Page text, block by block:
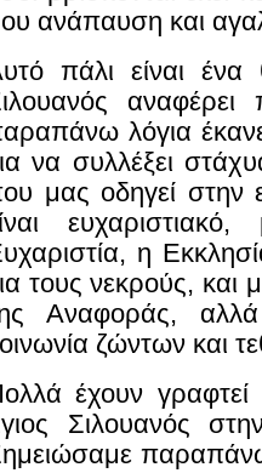
ανάπαυση και
πάλι είναι ένα
λόγια έκανε
να συλλέξει
μας οδηγεί στην
η
τους νεκρούς, και
Αναφοράς,
ζώντων και
έχουν γραφτεί
Σιλουανός
παραπάνω